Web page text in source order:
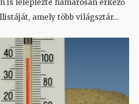
is leleplezte hamarosan érkező
amely több világsztár...